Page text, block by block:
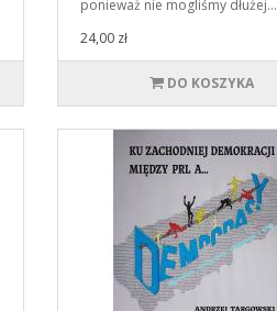
ponieważ nie mogliśmy dłużej…
24,00 zł
DO KOSZYKA